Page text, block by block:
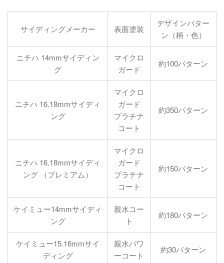
サイディングメーカー 表面塗装
デザインパター
ン（柄・色）
ニチハ 14mmサイディン
グ
マイクロ
ガード
約100パターン
ニチハ 16.18mmサイディ
ング
マイクロ
ガード
プラチナ
コート
約350パターン
ニチハ 16.18mmサイディ
ング （プレミアム）
マイクロ
ガード
プラチナ
コート
約150パターン
ケイミュー14mmサイディ
ング
親水コー
ト
約180パターン
ケイミュー15.16mmサイ
ディング
親水パワ
ーコート
約30パターン